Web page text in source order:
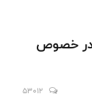
در خصوص
53012